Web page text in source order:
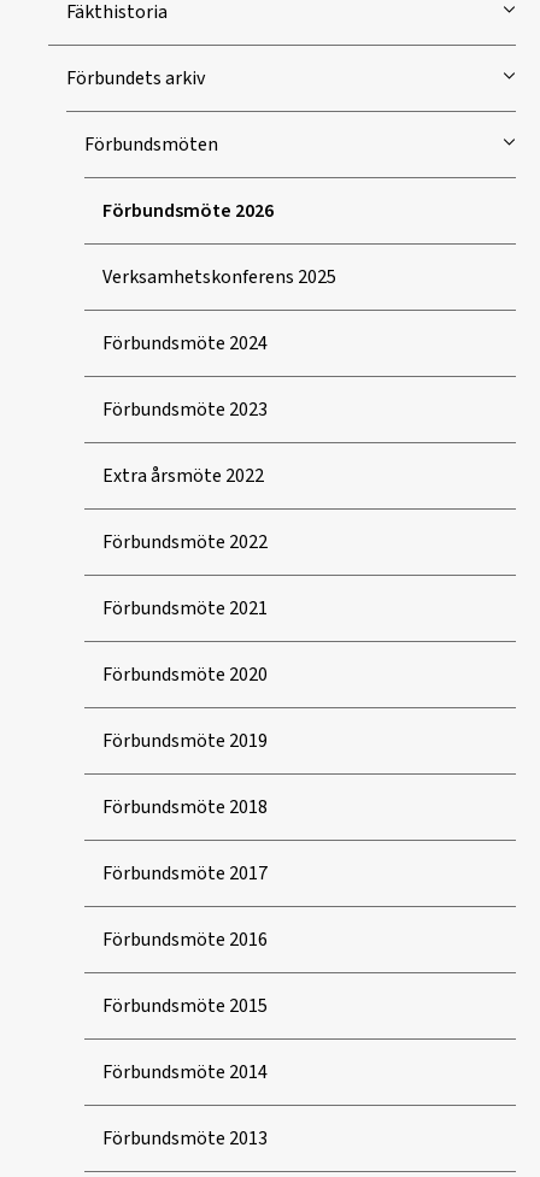
Fäkthistoria
Förbundets arkiv
Förbundsmöten
Förbundsmöte 2026
Verksamhetskonferens 2025
Förbundsmöte 2024
Förbundsmöte 2023
Extra årsmöte 2022
Förbundsmöte 2022
Förbundsmöte 2021
Förbundsmöte 2020
Förbundsmöte 2019
Förbundsmöte 2018
Förbundsmöte 2017
Förbundsmöte 2016
Förbundsmöte 2015
Förbundsmöte 2014
Förbundsmöte 2013